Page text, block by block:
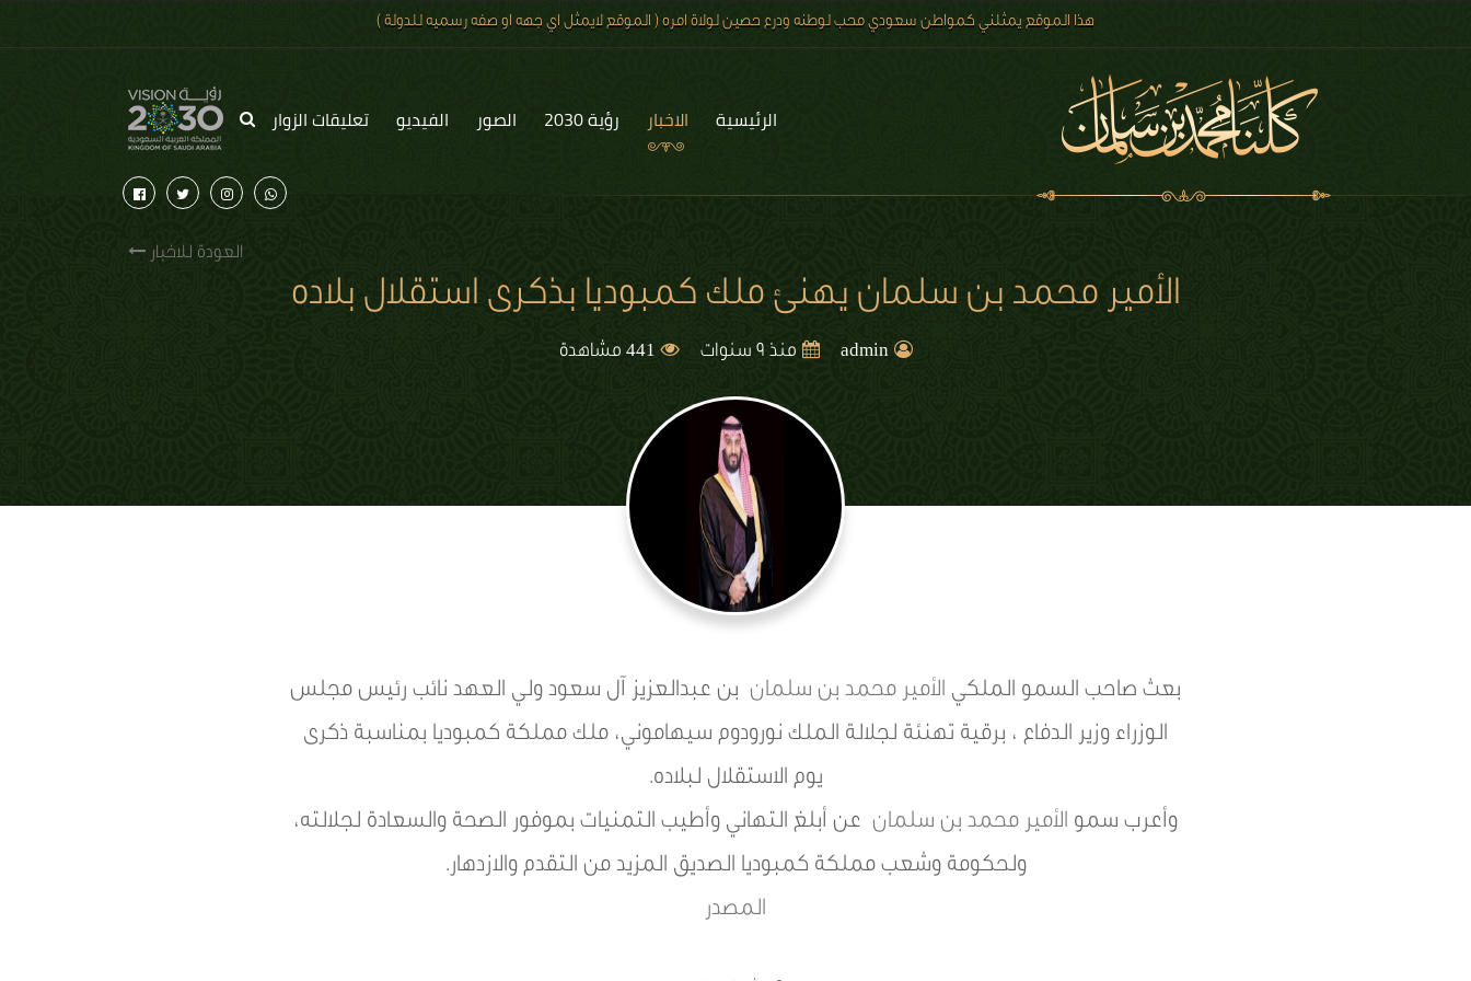
هذا الموقع يمثلني كمواطن سعودي محب لوطنه ودرع حصين لولاة امره ( الموقع لايمثل اي جهه او صفه رسميه للدولة )
الرئيسية الاخبار رؤية 2030 الصور الفيديو تعليقات الزوار
العودة للاخبار
الأمير محمد بن سلمان يهنئ ملك كمبوديا بذكرى استقلال بلاده
admin منذ 9 سنوات 441 مشاهدة
بعث صاحب السمو الملكي الأمير محمد بن سلمان بن عبدالعزيز آل سعود ولي العهد نائب رئيس مجلس
الوزراء وزير الدفاع ، برقية تهنئة لجلالة الملك نورودوم سيهاموني، ملك مملكة كمبوديا بمناسبة ذكرى
يوم الاستقلال لبلاده.
وأعرب سمو الأمير محمد بن سلمان عن أبلغ التهاني وأطيب التمنيات بموفور الصحة والسعادة لجلالته،
ولحكومة وشعب مملكة كمبوديا الصديق المزيد من التقدم والازدهار.
المصدر